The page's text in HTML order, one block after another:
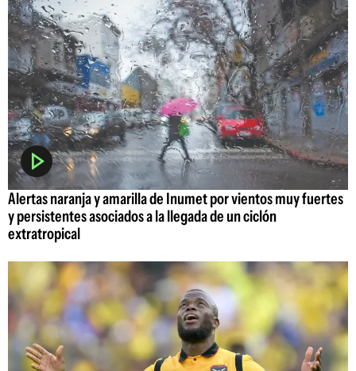
Alertas naranja y amarilla de Inumet por vientos muy fuertes
y persistentes asociados a la llegada de un ciclón
extratropical